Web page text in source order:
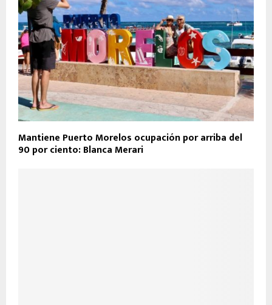
Mantiene Puerto Morelos ocupación por arriba del
90 por ciento: Blanca Merari